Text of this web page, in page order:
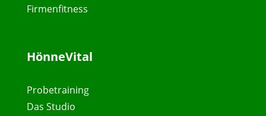
Firmenfitness
HönneVital
Probetraining
Das Studio